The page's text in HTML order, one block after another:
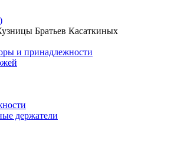
Братьев Касаткиных
и принадлежности
держатели